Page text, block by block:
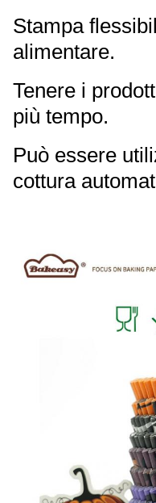
Stampa
alimentare.
Tenere i
più tempo.
Può essere
cottura